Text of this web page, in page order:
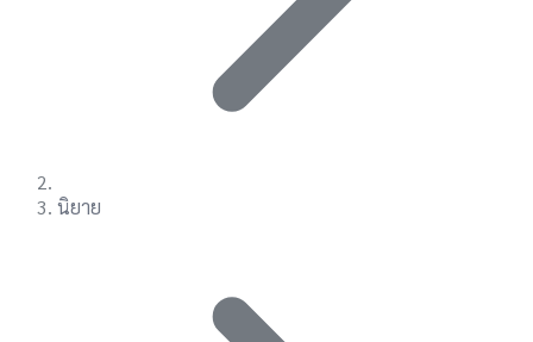
นิยาย